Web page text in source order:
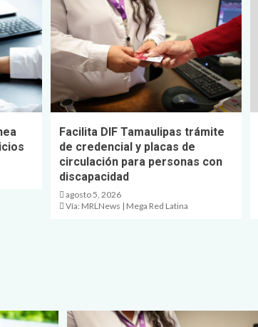
Facilita DIF Tamaulipas trámite
de credencial y placas de
circulación para personas con
discapacidad
agosto 5, 2026
Vía: MRLNews | Mega Red Latina